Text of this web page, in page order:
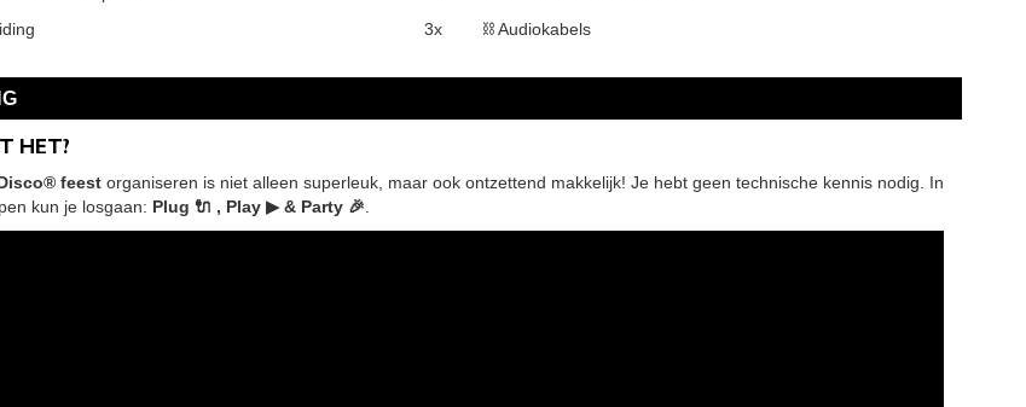
3x ⛓ Audiokabels
HET?
feest organiseren is niet alleen superleuk, maar ook ontzettend makkelijk! Je hebt geen technische kennis nodig. In
kun je losgaan: Plug 🔌 , Play ▶ & Party 🎉